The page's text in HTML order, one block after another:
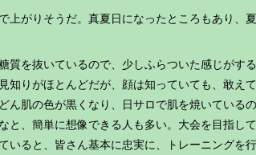
がりそうだ。真夏日になったところもあり、
を抜いているので、少しふらついた感じがす
知りがほとんどだが、顔は知っていても、敢え
ん肌の色が黒くなり、日サロで肌を焼いている
と、簡単に想像できる人も多い。大会を目指し
いると、皆さん基本に忠実に、トレーニングを